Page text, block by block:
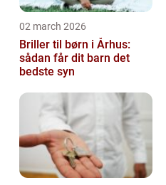
02 march 2026
Briller til børn i Århus:
sådan får dit barn det
bedste syn